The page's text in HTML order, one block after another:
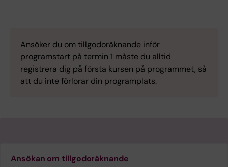
Ansöker du om tillgodoräknande inför
programstart på termin 1 måste du alltid
registrera dig på första kursen på programmet, så
att du inte förlorar din programplats.
Ansökan om tillgodoräknande